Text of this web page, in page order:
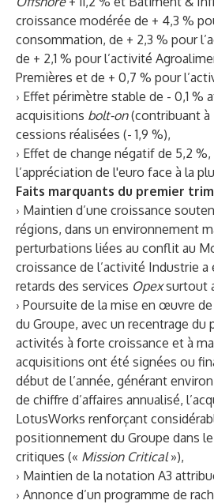
croissance modérée de + 4,3 %
consommation, de + 2,3 % pour
de + 2,1 % pour l’activité
Premières et de + 0,7 % pour
› Effet périmètre stable de - 0,1 %
acquisitions bolt-on(contribuant à
cessions réalisées (- 1,9 %),
› Effet de change négatif de 5,2
l’appréciation de l'euro face à la
Faits marquants du premier
› Maintien d’une croissance
régions, dans un environnement
perturbations liées au conflit au
croissance de l’activité Industrie a
retards des services Opexsurtout
› Poursuite de la mise en œuvre
du Groupe, avec un recentrage du
activités à forte croissance et à
acquisitions ont été signées ou
début de l’année, générant
de chiffre d’affaires annualisé,
LotusWorks renforçant
positionnement du Groupe dans
critiques (« Mission Critical»),
› Maintien de la notation A3
› Annonce d’un programme de